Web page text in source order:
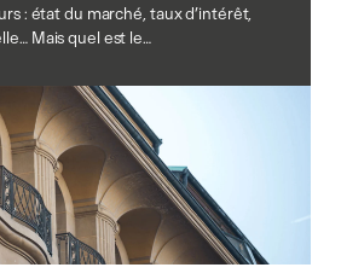
: état du marché, taux d’intérêt,
Mais quel est le…